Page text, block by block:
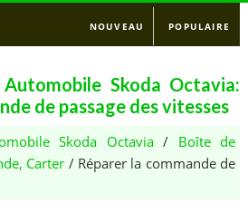
NOUVEAU POPULAIRE
Automobile Skoda Octavia:
de passage des vitesses
Skoda Octavia/ Boîte de
Carter / Réparer la commande de